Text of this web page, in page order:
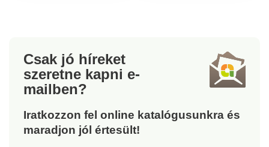
Csak jó híreket
szeretne kapni e-
mailben?
Iratkozzon fel online katalógusunkra és
maradjon jól értesült!